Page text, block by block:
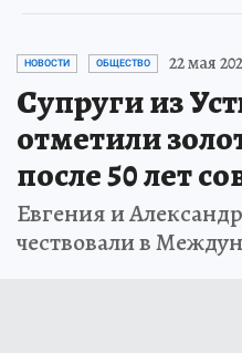
НОВОСТИ ОБЩЕСТВО 22 мая
Супруги из
отметили
после 50 лет
Евгения и
чествовали в